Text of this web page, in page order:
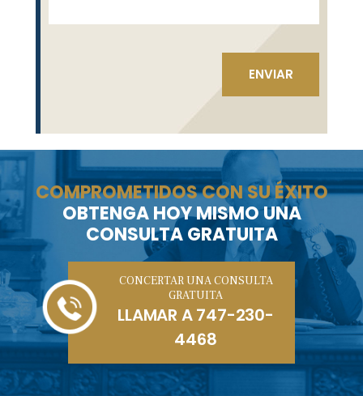
COMPROMETIDOS CON SU ÉXITO
OBTENGA HOY MISMO UNA
CONSULTA GRATUITA
CONCERTAR UNA CONSULTA
GRATUITA
LLAMAR A747-230-
4468